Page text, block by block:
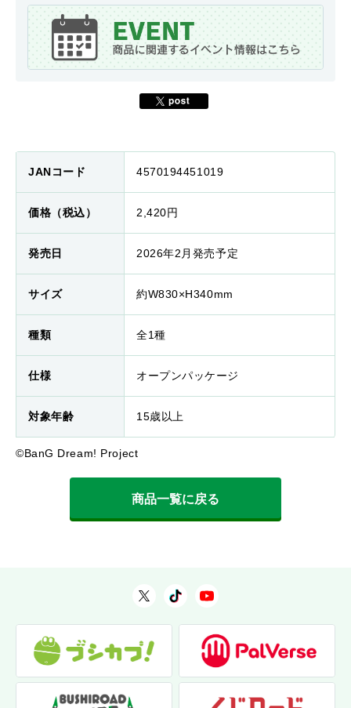
JANコード 4570194451019
価格（税込） 2,420円
発売日 2026年2月発売予定
サイズ 約W830×H340mm
種類 全1種
仕様 オープンパッケージ
対象年齢 15歳以上
©BanG Dream! Project
商品一覧に戻る